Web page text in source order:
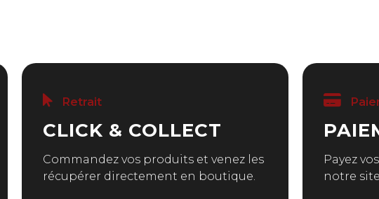
Retrait
CLICK & COLLECT
Commandez vos produits et venez les
récupérer directement en boutique.
Payez
notre